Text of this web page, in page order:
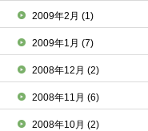
2009年2月(1)
2009年1月(7)
2008年12月(2)
2008年11月(6)
2008年10月(2)